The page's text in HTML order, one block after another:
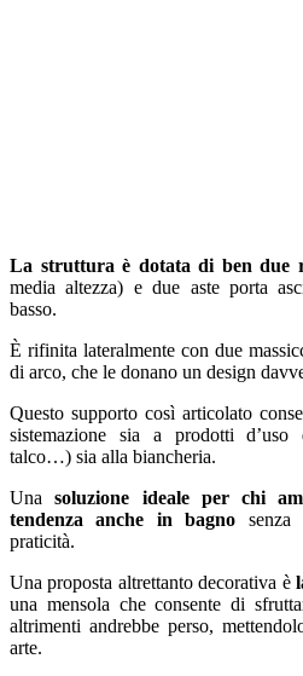
La struttura è dotata di ben due
media altezza) e due aste porta
basso.
È rifinita lateralmente con due
di arco, che le donano un design
Questo supporto così articolato
sistemazione sia a prodotti d’uso
talco…) sia alla biancheria.
Unasoluzione ideale per chi
tendenza anche in bagno senza
praticità.
Una proposta altrettanto decorativa è
una mensola che consente di
altrimenti andrebbe perso,
arte.